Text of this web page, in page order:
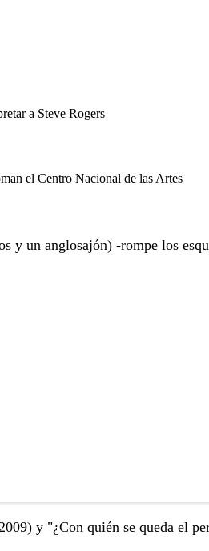
a Steve Rogers
el Centro Nacional de las Artes
y un anglosajón) -rompe los
y "¿Con quién se queda el